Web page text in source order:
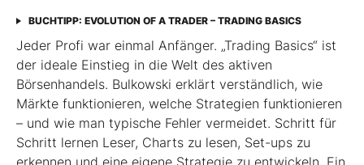
BUCHTIPP: EVOLUTION OF A TRADER – TRADING BASICS
Jeder Profi war einmal Anfänger. „Trading Basics“ ist
der ideale Einstieg in die Welt des aktiven
Börsenhandels. Bulkowski erklärt verständlich, wie
Märkte funktionieren, welche Strategien funktionieren
– und wie man typische Fehler vermeidet. Schritt für
Schritt lernen Leser, Charts zu lesen, Set-ups zu